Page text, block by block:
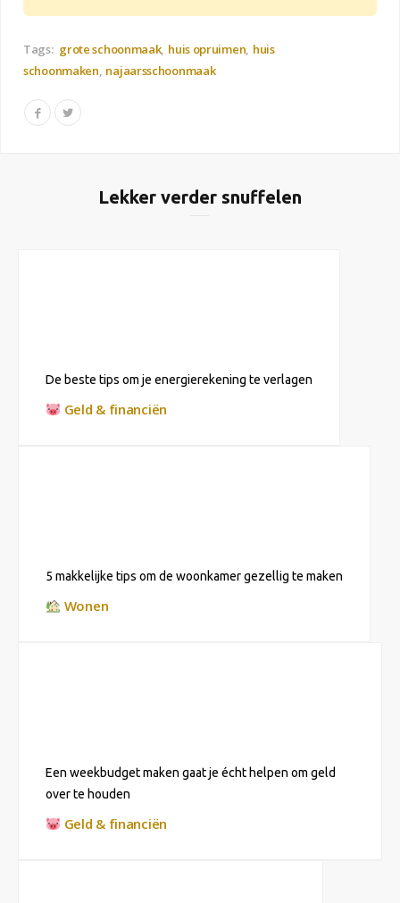
Tags: grote schoonmaak huis opruimen huis
schoonmaken najaarsschoonmaak
Lekker verder snuffelen
De beste tips om je energierekening te verlagen
Geld & financiën
5 makkelijke tips om de woonkamer gezellig te maken
Wonen
Een weekbudget maken gaat je écht helpen om geld
over te houden
Geld & financiën